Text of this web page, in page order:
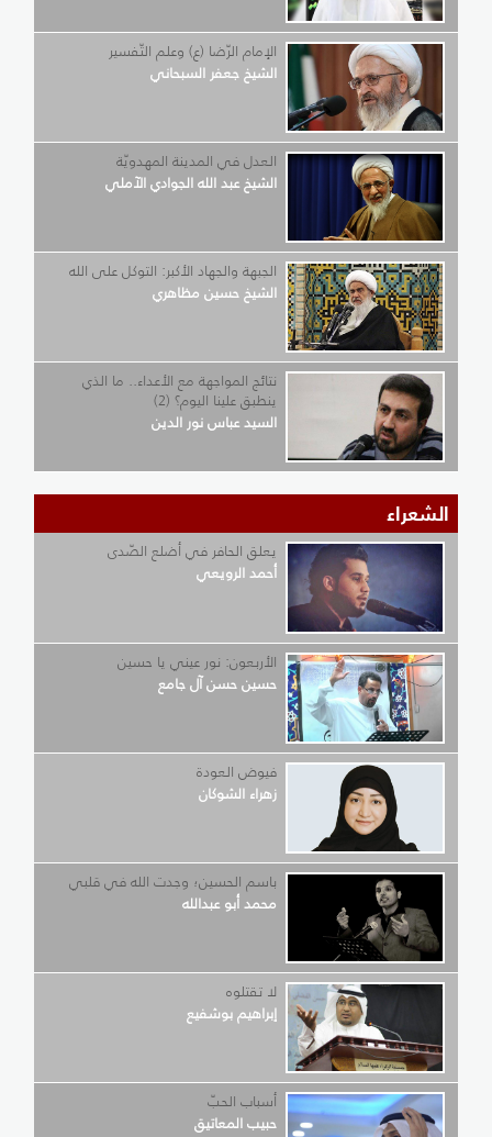
الإمام الرّضا (ع) وعلم التّفسير
الشيخ جعفر السبحاني
العدل في المدينة المهدويّة
الشيخ عبد الله الجوادي الآملي
الجبهة والجهاد الأكبر: التوكل على الله
الشيخ حسين مظاهري
نتائج المواجهة مع الأعداء.. ما الذي
ينطبق علينا اليوم؟ (2)
السيد عباس نور الدين
الشعراء
يعلق الحافر في أضلع الصّدى
أحمد الرويعي
الأربعون: نور عيني يا حسين
حسين حسن آل جامع
فيوض العودة
زهراء الشوكان
باسم الحسين؛ وجدت الله في قلبي
محمد أبو عبدالله
لا تقتلوه
إبراهيم بوشفيع
أسباب الحبّ
حبيب المعاتيق